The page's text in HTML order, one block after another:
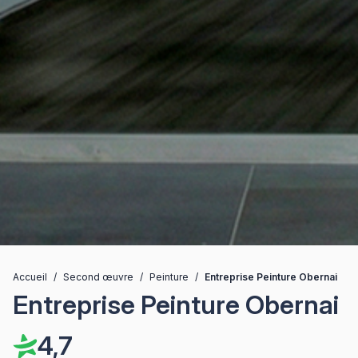
Accueil / Second œuvre / Peinture / Entreprise Peinture Obernai
Entreprise Peinture Obernai
4,7